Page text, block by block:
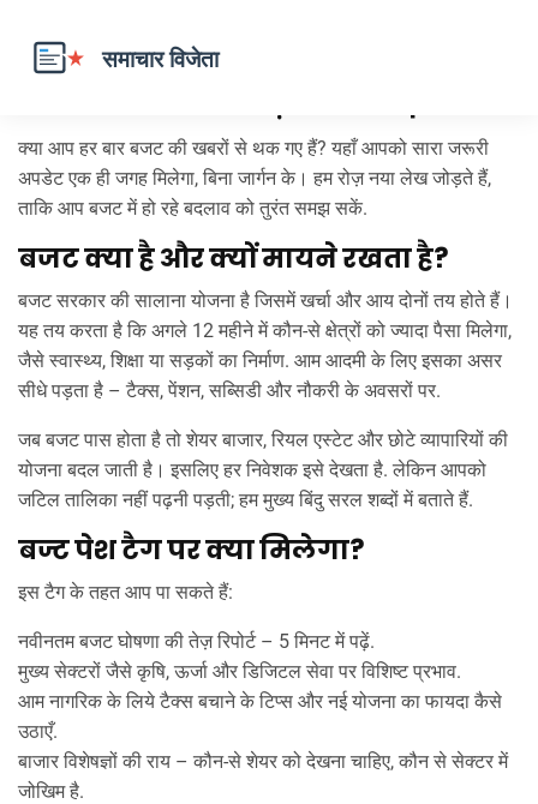
बजट पेश – आपका ताज़ा बजट गाइड
क्या आप हर बार बजट की खबरों से थक गए हैं? यहाँ आपको सारा जरूरी
अपडेट एक ही जगह मिलेगा, बिना जार्गन के। हम रोज़ नया लेख जोड़ते हैं,
ताकि आप बजट में हो रहे बदलाव को तुरंत समझ सकें.
बजट क्या है और क्यों मायने रखता है?
बजट सरकार की सालाना योजना है जिसमें खर्चा और आय दोनों तय होते हैं।
यह तय करता है कि अगले 12 महीने में कौन‑से क्षेत्रों को ज्यादा पैसा मिलेगा,
जैसे स्वास्थ्य, शिक्षा या सड़कों का निर्माण. आम आदमी के लिए इसका असर
सीधे पड़ता है – टैक्स, पेंशन, सब्सिडी और नौकरी के अवसरों पर.
जब बजट पास होता है तो शेयर बाजार, रियल एस्टेट और छोटे व्यापारियों की
योजना बदल जाती है। इसलिए हर निवेशक इसे देखता है. लेकिन आपको
जटिल तालिका नहीं पढ़नी पड़ती; हम मुख्य बिंदु सरल शब्दों में बताते हैं.
बज्ट पेश टैग पर क्या मिलेगा?
इस टैग के तहत आप पा सकते हैं:
नवीनतम बजट घोषणा की तेज़ रिपोर्ट – 5 मिनट में पढ़ें.
मुख्य सेक्टरों जैसे कृषि, ऊर्जा और डिजिटल सेवा पर विशिष्ट प्रभाव.
आम नागरिक के लिये टैक्स बचाने के टिप्स और नई योजना का फायदा कैसे
उठाएँ.
बाजार विशेषज्ञों की राय – कौन‑से शेयर को देखना चाहिए, कौन से सेक्टर में
जोखिम है.